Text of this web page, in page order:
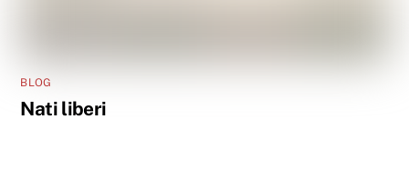
BLOG
Nati liberi